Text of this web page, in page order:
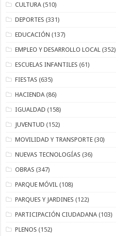
CULTURA (510)
DEPORTES (331)
EDUCACIÓN (137)
EMPLEO Y DESARROLLO LOCAL (352)
ESCUELAS INFANTILES (61)
FIESTAS (635)
HACIENDA (86)
IGUALDAD (158)
JUVENTUD (152)
MOVILIDAD Y TRANSPORTE (30)
NUEVAS TECNOLOGÍAS (36)
OBRAS (347)
PARQUE MÓVIL (108)
PARQUES Y JARDINES (122)
PARTICIPACIÓN CIUDADANA (103)
PLENOS (152)